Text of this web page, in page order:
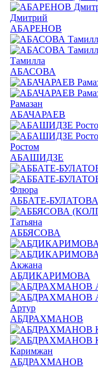
Дмитрий
АБАРЕНОВ
Тамилла
АБАСОВА
Рамазан
АБАЧАРАЕВ
Ростом
АБАШИДЗЕ
Флюра
АББАТЕ-БУЛАТОВА
Татьяна
АББЯСОВА
Акжана
АБДИКАРИМОВА
Артур
АБДРАХМАНОВ
Каримжан
АБДРАХМАНОВ